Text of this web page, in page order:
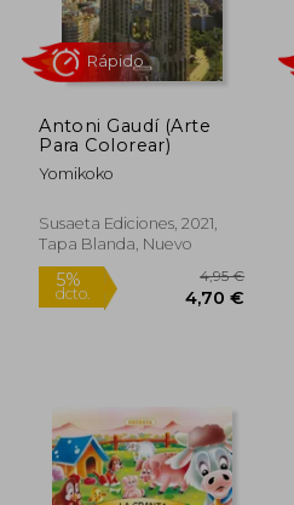
5% 10,98 €
Rápido
Antoni Gaudí (Arte
Para Colorear)
Yomikoko
Susaeta Ediciones, 2021,
Tapa Blanda, Nuevo